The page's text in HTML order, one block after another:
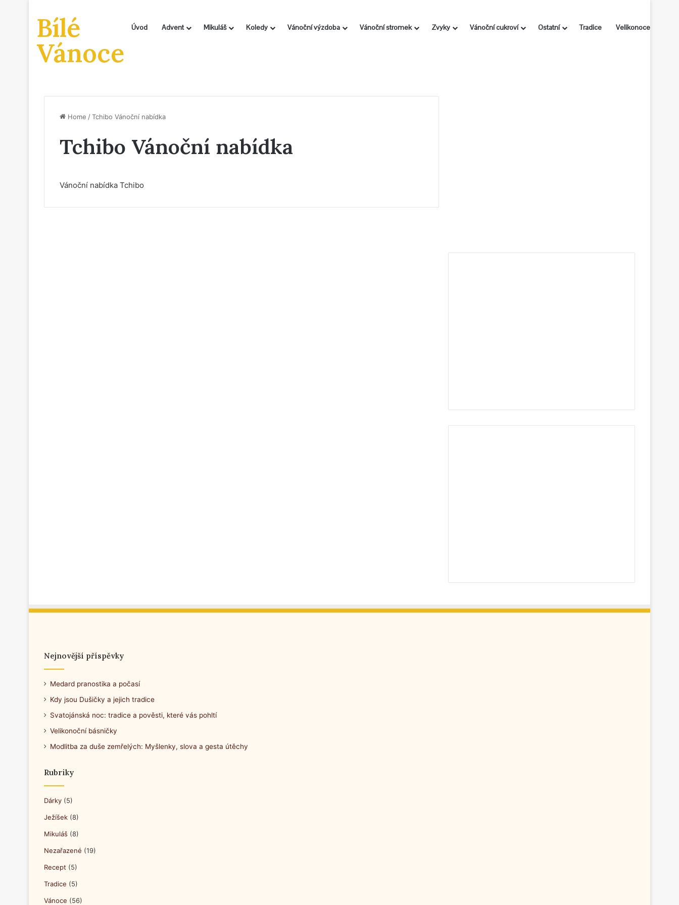
Bílé
Vánoce
Úvod Advent Mikuláš Koledy Vánoční výzdoba Vánoční stromek Zvyky Vánoční cukroví Ostatní Tradice Velikonoce
Home /Tchibo Vánoční nabídka
Tchibo Vánoční nabídka
Vánoční nabídka Tchibo
Nejnovější příspěvky
Medard pranostika a počasí
Kdy jsou Dušičky a jejich tradice
Svatojánská noc: tradice a pověsti, které vás pohltí
Velikonoční básničky
Modlitba za duše zemřelých: Myšlenky, slova a gesta útěchy
Rubriky
Dárky (5)
Ježíšek (8)
Mikuláš (8)
Nezařazené (19)
Recept (5)
Tradice (5)
Vánoce (56)